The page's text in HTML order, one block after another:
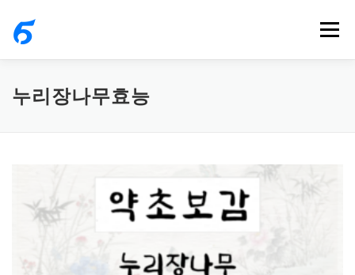
메뉴
누리장나무효능